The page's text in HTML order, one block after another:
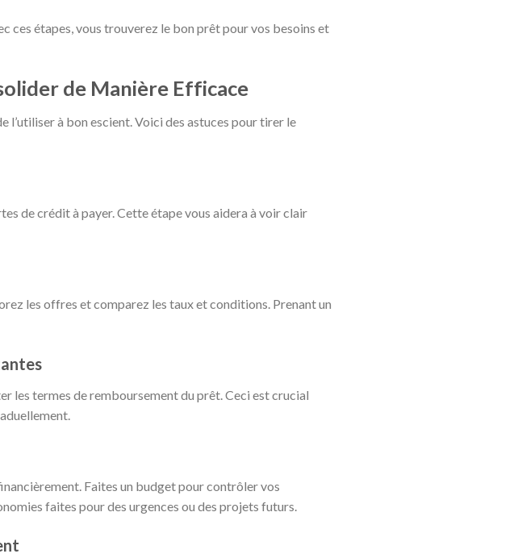
ces étapes, vous trouverez le bon prêt pour vos besoins et
de Manière Efficace
l’utiliser à bon escient. Voici des astuces pour tirer le
de crédit à payer. Cette étape vous aidera à voir clair
les offres et comparez les taux et conditions. Prenant un
les termes de remboursement du prêt. Ceci est crucial
Faites un budget pour contrôler vos
faites pour des urgences ou des projets futurs.